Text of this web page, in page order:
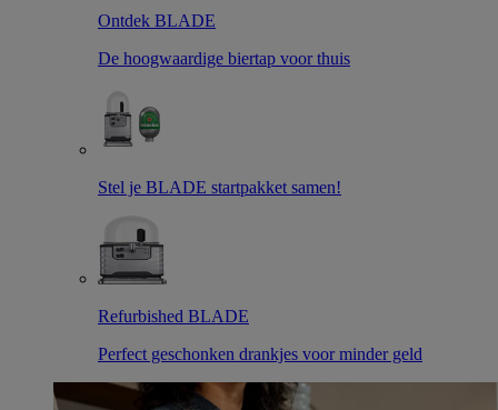
Ontdek BLADE
De hoogwaardige biertap voor thuis
Stel je BLADE startpakket samen!
Refurbished BLADE
Perfect geschonken drankjes voor minder geld